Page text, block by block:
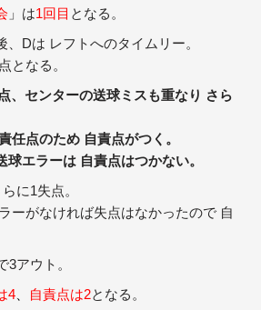
」は1回目 となる。
Dは レフトへのタイムリー。
となる。
、センターの送球ミスも重なり さら
任点のため 自責点がつく。
エラーは 自責点はつかない。
に1失点。
ーがなければ失点はなかったので 自
アウト。
4 自責点は2となる。